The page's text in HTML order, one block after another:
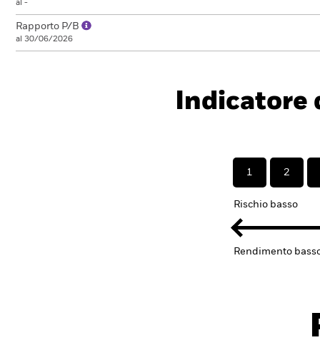
al -
Rapporto P/B
al 30/06/2026
Indicatore
1 2
Rischio basso
Rendimento